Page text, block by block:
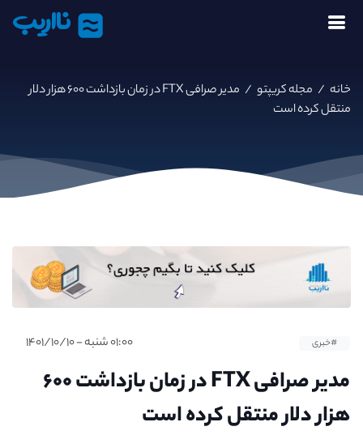
نااریب
خانه / مجله کریپتو /
مدیر صرافی FTX در زمان بازداشت ۶۰۰ هزار دلار
منتقل کرده است
#خبری ۰۱:۰۰ شنبه - ۱۴۰۱/۱۰/۱۰
مدیر صرافی FTX در زمان بازداشت ۶۰۰
هزار دلار منتقل کرده است